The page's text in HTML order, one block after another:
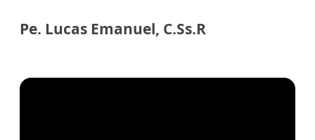
Pe. Lucas Emanuel, C.Ss.R